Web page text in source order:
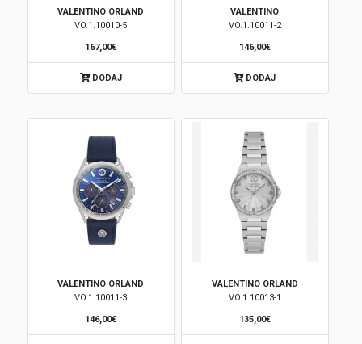
VALENTINO ORLAND
VO.1.10010-5
167,00€
DODAJ
VALENTINO
VO.1.10011-2
146,00€
DODAJ
VALENTINO ORLAND
VO.1.10011-3
146,00€
VALENTINO ORLAND
VO.1.10013-1
135,00€